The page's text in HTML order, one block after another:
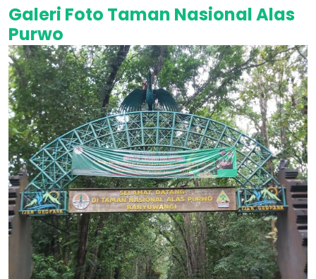
Galeri Foto Taman Nasional Alas
Purwo